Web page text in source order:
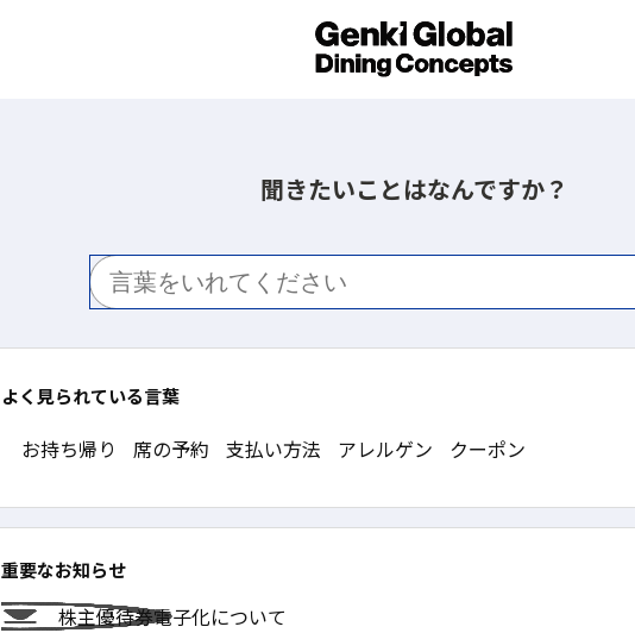
聞きたいことはなんですか？
重要なお知らせ
株主優待券電子化について
よく見られている言葉
お持ち帰り 席の予約 支払い方法 アレルゲン クーポン